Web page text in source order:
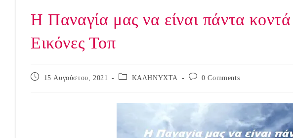
Η Παναγία μας να είναι πάντα
Εικόνες Τοπ
Post
15 Αυγούστου, 2021
Post
ΚΑΛΗΝΥΧΤΑ
Post 0 Comments